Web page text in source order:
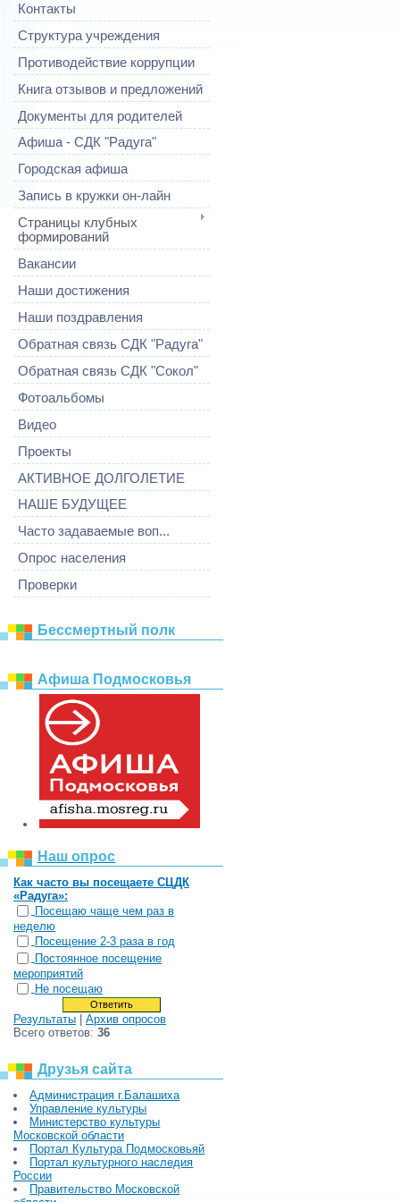
Контакты
Структура учреждения
Противодействие коррупции
Книга отзывов и предложений
Документы для родителей
Афиша - СДК "Радуга"
Городская афиша
Запись в кружки он-лайн
Страницы клубных
формирований
Вакансии
Наши достижения
Наши поздравления
Обратная связь СДК "Радуга"
Обратная связь СДК "Сокол"
Фотоальбомы
Видео
Проекты
АКТИВНОЕ ДОЛГОЛЕТИЕ
НАШЕ БУДУЩЕЕ
Часто задаваемые воп...
Опрос населения
Проверки
Бессмертный полк
Афиша Подмосковья
Наш опрос
Как часто вы посещаете СЦДК
«Радуга»:
Посещаю чаще чем раз в
неделю
Посещение 2-3 раза в год
Постоянное посещение
мероприятий
Не посещаю
Результаты
Архив опросов
Всего ответов: 36
Друзья сайта
Администрация г.Балашиха
Управление культуры
Министерство культуры
Московской области
Портал Культура Подмосковьяй
Портал культурного наследия
России
Правительство Московской